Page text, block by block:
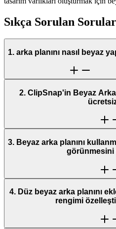
Sıkça Sorulan Sorular
1. arka planını nasıl beyaz
2. ClipSnap'in Beyaz
3. Beyaz arka planını
görünmesini
4. Düz beyaz arka planını
rengimi